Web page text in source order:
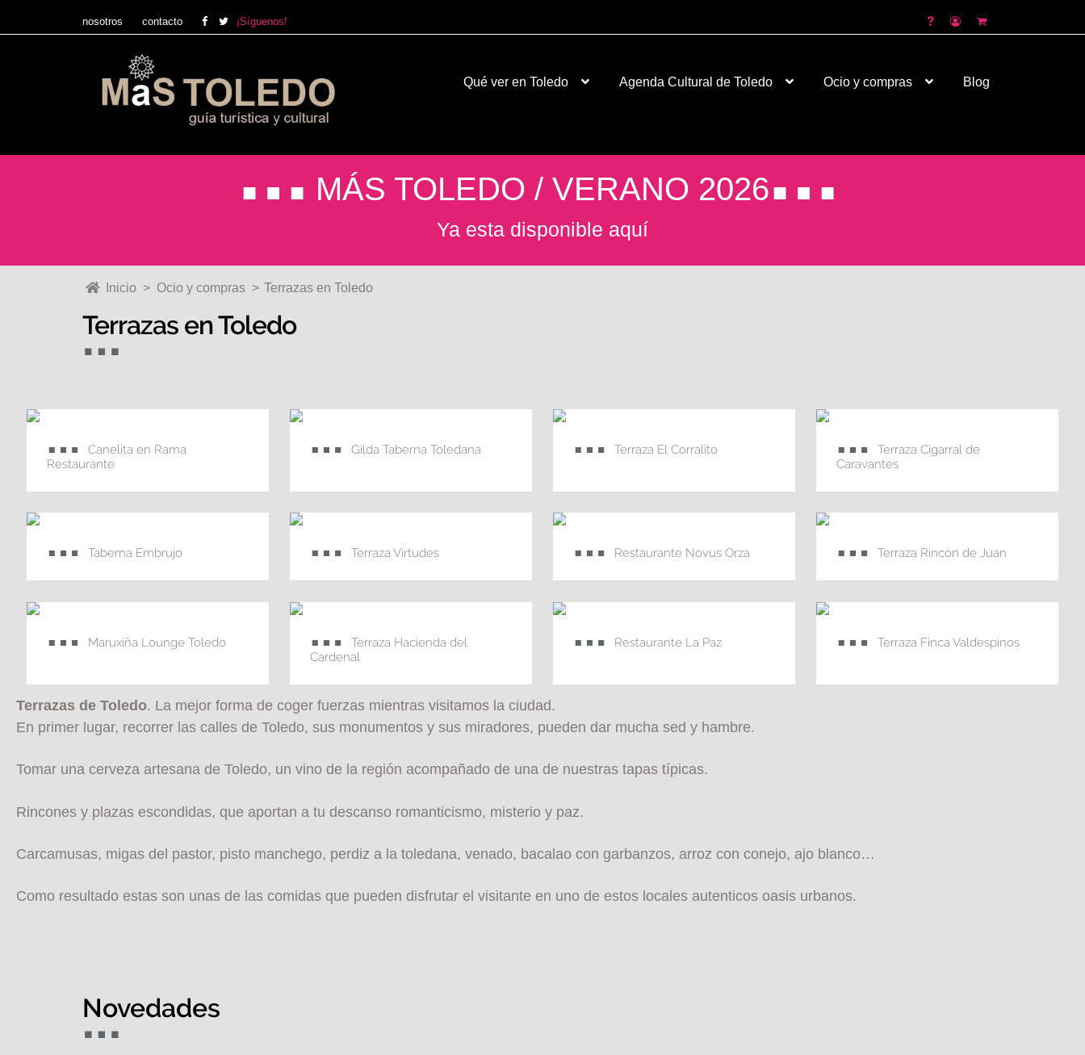
nosotros contacto ¡Síguenos!
contenido
Qué ver en Toledo Agenda Cultural de Toledo Ocio y compras Blog
MÁS TOLEDO / VERANO 2026
Ya esta disponible aquí
Inicio > Ocio y compras > Terrazas en Toledo
Terrazas en Toledo
Canelita en Rama
Restaurante
Gilda Taberna Toledana Terraza El Corralito
Terraza Cigarral de
Caravantes
Taberna Embrujo Terraza Virtudes Restaurante Novus Orza Terraza Rincón de Juan
Maruxiña Lounge Toledo
Terraza Hacienda del
Cardenal
Restaurante La Paz Terraza Finca Valdespinos
Terrazas de Toledo. La mejor forma de coger fuerzas mientras visitamos la ciudad.
En primer lugar, recorrer las calles de Toledo, sus monumentos y sus miradores, pueden dar mucha sed y hambre.
Tomar una cerveza artesana de Toledo, un vino de la región acompañado de una de nuestras tapas típicas.
Rincones y plazas escondidas, que aportan a tu descanso romanticismo, misterio y paz.
Carcamusas, migas del pastor, pisto manchego, perdiz a la toledana, venado, bacalao con garbanzos, arroz con conejo, ajo blanco…
Como resultado estas son unas de las comidas que pueden disfrutar el visitante en uno de estos locales autenticos oasis urbanos.
Novedades